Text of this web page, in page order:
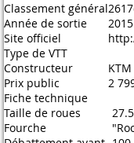
Classement général
Année de sortie
2015
Site officiel
Type de VTT
Constructeur
KTM
Prix public
2
Fiche technique
Taille de roues
Fourche